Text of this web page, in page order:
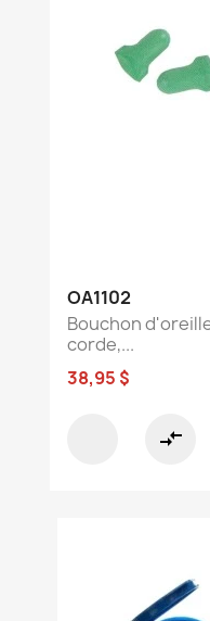
OA1102
Bouchon
corde,...
38,95 $
compare_arrows